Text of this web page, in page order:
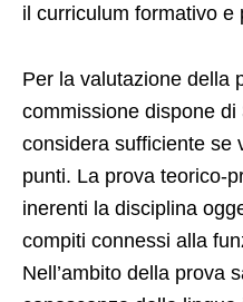
il curriculum formativo e
Per la valutazione della
commissione dispone
considera sufficiente se
punti. La prova teorico-
inerenti la disciplina
compiti connessi alla
Nell’ambito della prova